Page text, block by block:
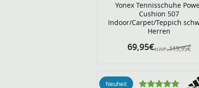
Yonex Tennisschuhe
Cushion 507
Indoor/Carpet/Teppich
Herren
eUVP: 119,95€
69,95€
Neuheit